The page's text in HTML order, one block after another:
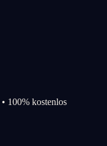
100% kostenlos